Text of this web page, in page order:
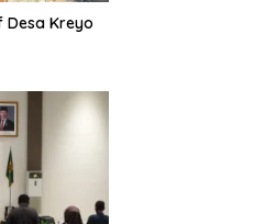
Desa Kreyo